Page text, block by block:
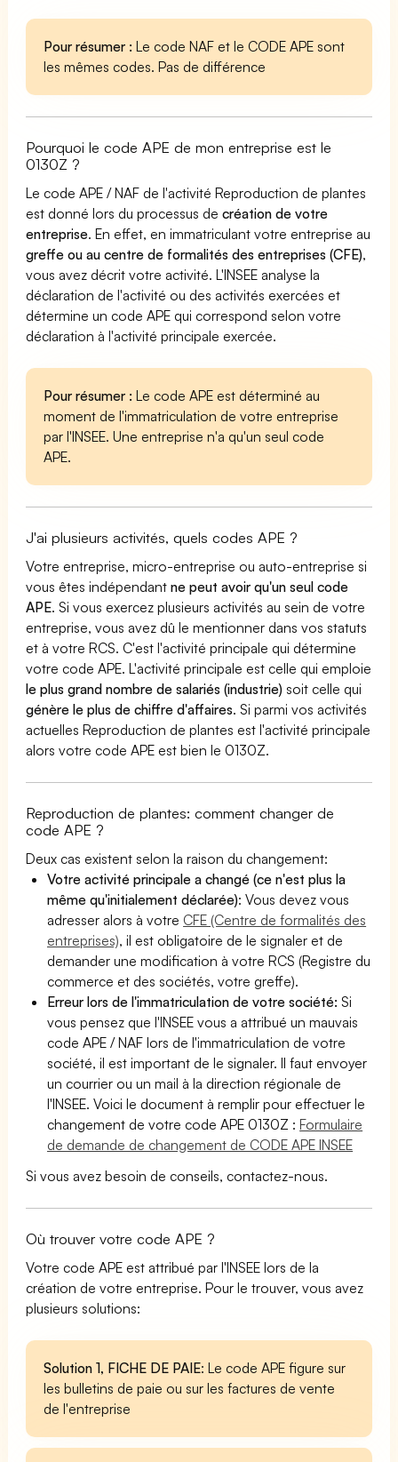
Pour résumer : Le code NAF et le CODE APE sont
les mêmes codes. Pas de différence
Pourquoi le code APE de mon entreprise est le
0130Z ?
Le code APE / NAF de l'activité Reproduction de plantes
est donné lors du processus decréation de votre
entreprise. En effet, en immatriculant votre entreprise au
greffe ou au centre de formalités des entreprises (CFE),
vous avez décrit votre activité. L'INSEE analyse la
déclaration de l'activité ou des activités exercées et
détermine un code APE qui correspond selon votre
déclaration à l'activité principale exercée.
Pour résumer : Le code APE est déterminé au
moment de l'immatriculation de votre entreprise
par l'INSEE. Une entreprise n'a qu'un seul code
APE.
J'ai plusieurs activités, quels codes APE ?
Votre entreprise, micro-entreprise ou auto-entreprise si
vous êtes indépendantne peut avoir qu'un seul code
APE. Si vous exercez plusieurs activités au sein de votre
entreprise, vous avez dû le mentionner dans vos statuts
et à votre RCS. C'est l'activité principale qui détermine
votre code APE. L'activité principale est celle qui emploie
le plus grand nombre de salariés (industrie) soit celle qui
génère le plus de chiffre d'affaires. Si parmi vos activités
actuelles Reproduction de plantes est l'activité principale
alors votre code APE est bien le 0130Z.
Reproduction de plantes: comment changer de
code APE ?
Deux cas existent selon la raison du changement:
Votre activité principale a changé (ce n'est plus la
même qu'initialement déclarée): Vous devez vous
adresser alors à votre CFE (Centre de formalités des
entreprises), il est obligatoire de le signaler et de
demander une modification à votre RCS (Registre du
commerce et des sociétés, votre greffe).
Erreur lors de l'immatriculation de votre société:Si
vous pensez que l'INSEE vous a attribué un mauvais
code APE / NAF lors de l'immatriculation de votre
société, il est important de le signaler. Il faut envoyer
un courrier ou un mail à la direction régionale de
l'INSEE. Voici le document à remplir pour effectuer le
changement de votre code APE 0130Z :Formulaire
de demande de changement de CODE APE INSEE
Si vous avez besoin de conseils, contactez-nous.
Où trouver votre code APE ?
Votre code APE est attribué par l'INSEE lors de la
création de votre entreprise. Pour le trouver, vous avez
plusieurs solutions:
Solution 1, FICHE DE PAIE: Le code APE figure sur
les bulletins de paie ou sur les factures de vente
de l'entreprise